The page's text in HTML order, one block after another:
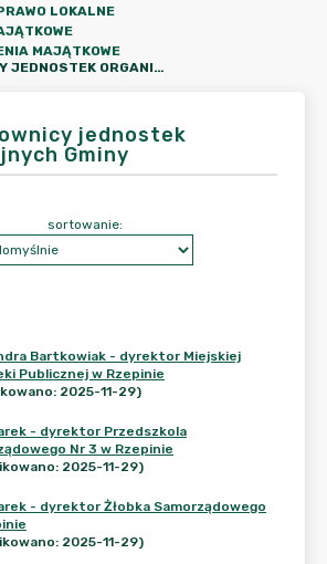
LOKALNE
MAJĄTKOWE
2021 - KIEROWNICY JEDNOSTEK ORGANIZACYJNYCH GMINY
jednostek
Gminy
sortowanie:
Bartkowiak - dyrektor Miejskiej
Publicznej w Rzepinie
2025-11-29)
- dyrektor Przedszkola
Nr 3 w Rzepinie
2025-11-29)
- dyrektor Żłobka Samorządowego
2025-11-29)